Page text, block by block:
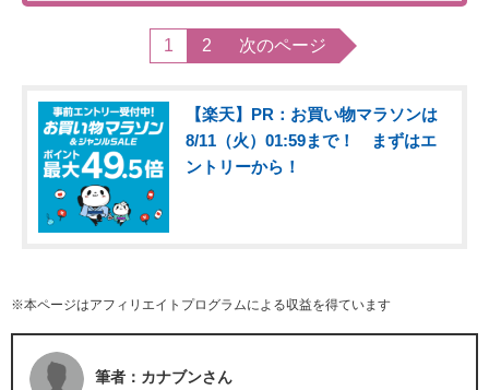
1 2 次のページ
【楽天】PR：お買い物マラソンは
8/11（火）01:59まで！ まずはエ
ントリーから！
※本ページはアフィリエイトプログラムによる収益を得ています
筆者：カナブンさん